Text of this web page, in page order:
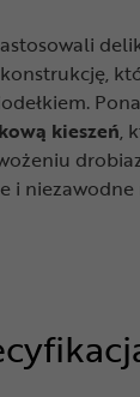
kieszeń,
i niezawodne